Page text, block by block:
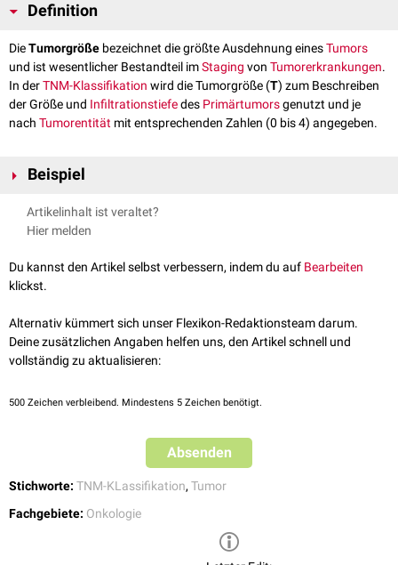
Definition
DieTumorgröße bezeichnet die größte Ausdehnung einesTumors
und ist wesentlicher Bestandteil imStaging von Tumorerkrankungen.
In derTNM-Klassifikation wird die Tumorgröße (T) zum Beschreiben
der Größe und Infiltrationstiefedes Primärtumorsgenutzt und je
nach Tumorentität mit entsprechenden Zahlen (0 bis 4) angegeben.
Beispiel
Beispiel für die Angabe der Tumorgröße anhand des
T0 - Kein Primärtumor gefunden
T1 - < 2cm
T1 - bis 0,1 cm (
T1b - 0,5 bis 1 cm
T1c - 1 bis 2 cm
T2 - 2 bis 5 cm
T4 - Infiltration derBrustwandbzw. der
Haut
T4c - Kombination aus 4a and 4b
Inflammatorisches Mammakarzinom
Artikelinhalt ist veraltet?
Hier melden
Du kannst den Artikel selbst verbessern, indem du auf Bearbeiten
klickst.
Alternativ kümmert sich unser Flexikon-Redaktionsteam darum.
Deine zusätzlichen Angaben helfen uns, den Artikel schnell und
vollständig zu aktualisieren:
500 Zeichen verbleibend. Mindestens 5 Zeichen benötigt.
Absenden
Stichworte: TNM-KLassifikation, Tumor
Fachgebiete: Onkologie